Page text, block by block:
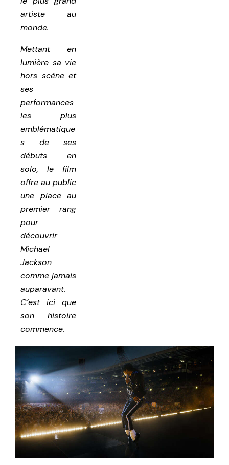
artiste au
monde.
Mettant en
lumière sa vie
hors scène et
ses
performances
les plus
emblématique
s de ses
débuts en
solo, le film
offre au public
une place au
premier rang
pour
découvrir
Michael
Jackson
comme jamais
auparavant.
C’est ici que
son histoire
commence.